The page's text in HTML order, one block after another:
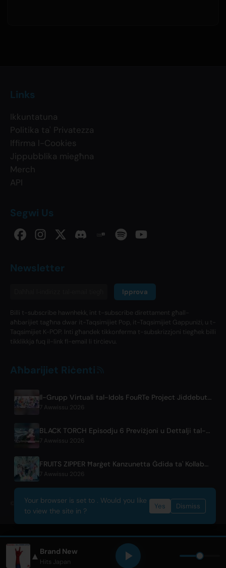
Links
Ikkuntatuna
Politika ta' Privatezza
Iffirma l-Cookies
Jippubblika miegħna
Merch
API
Segwi Us
Newsletter
Ipprova
Billi t-subscribe hawnhekk, int t-subscribe direttament għall-
aħbarijiet tagħna dwar it-Taqsimijiet Pop, it-Taqsimijiet Ġappuniżi, u t-
Taqsimijiet K-POP. Inti għandek tikkonferma t-subskrizzjoni tiegħek billi
tikklikkja fuq il-link fl-email li tirċievu.
Aħbarijiet Riċenti
Il-Grupp Virtuali tal-Idols FouRTe Project Jiddebutta bl-Album 'ALL IN' Prodott minn ☆Taku Takahashi tal-m-flo
7 Awwissu 2026
BLACK TORCH Episodju 6 Previżjoni u Dettalji tal-Streaming
7 Awwissu 2026
FRUITS ZIPPER Ħarġet Kanzunetta Ġdida ta' Kollaborazzjoni '1,2,3,FOOOOUR'
7 Awwissu 2026
© 2026 OnlyHit. All rights reserved. - Metadata provided byACRCloud
▲ Brand New
• Only Hits Japan
Your browser is set to . Would you like
to view the site in ?
Yes Dismiss